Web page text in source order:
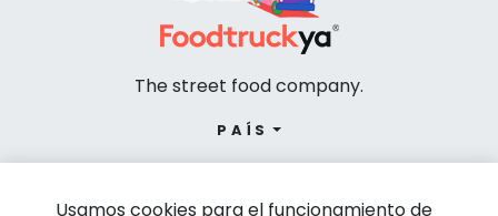
The street food company.
PAÍS
Usamos cookies para el funcionamiento de